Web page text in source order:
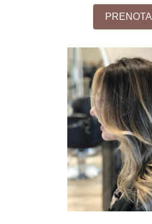
PRENOTA